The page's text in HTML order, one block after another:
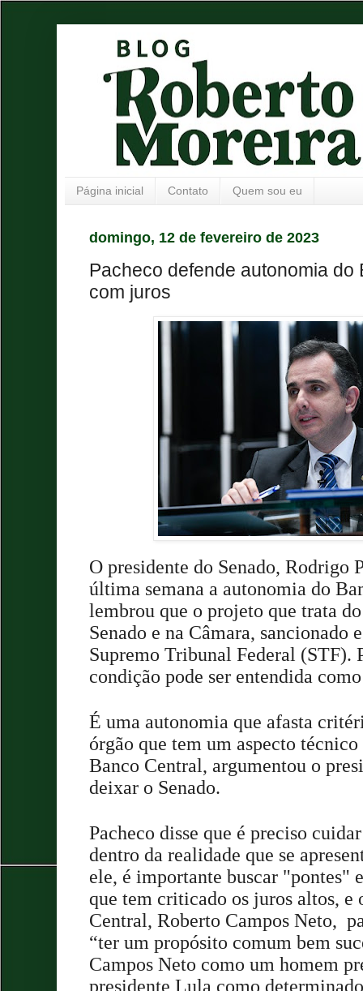
Página inicial Contato Quem sou eu
domingo, 12 de fevereiro de 2023
Pacheco defende autonomia do
com juros
O presidente do Senado, Rodrigo
última semana a autonomia do
lembrou que o projeto que trata
Senado e na Câmara, sancionado
Supremo Tribunal Federal (STF).
condição pode ser entendida
É uma autonomia que afasta
órgão que tem um aspecto
Banco Central, argumentou o
deixar o Senado.
Pacheco disse que é preciso
dentro da realidade que se
ele, é importante buscar "pontes"
que tem criticado os juros altos, e
Central, Roberto Campos Neto,
“ter um propósito comum bem
Campos Neto como um homem
presidente Lula como